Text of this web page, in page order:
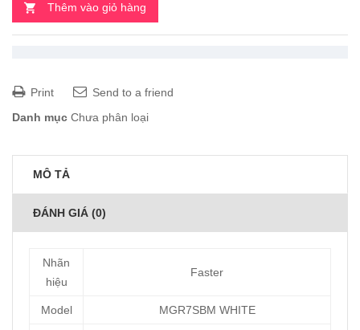
Thêm vào giỏ hàng
Print
Send to a friend
Danh mục Chưa phân loại
MÔ TẢ
ĐÁNH GIÁ (0)
Nhãn
hiệu
Faster
Model MGR7SBM WHITE